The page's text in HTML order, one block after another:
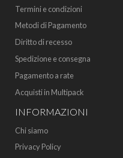
Termini e condizioni
Metodi di Pagamento
Diritto di recesso
Spedizione e consegna
Pagamento a rate
Acquisti in Multipack
INFORMAZIONI
Chi siamo
Privacy Policy